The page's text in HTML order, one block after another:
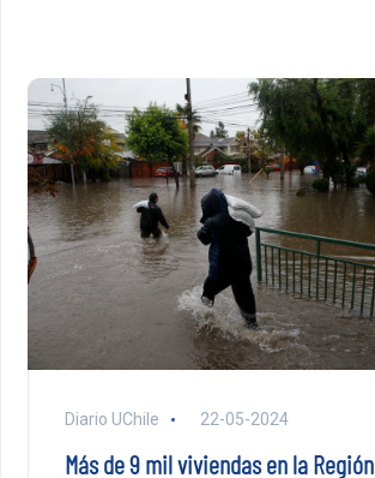
Diario UChile 22-05-2024
Más de 9 mil viviendas en la Región